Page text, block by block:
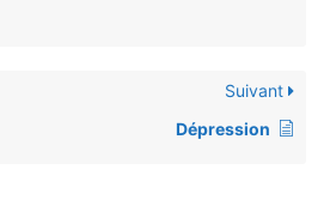
Suivant
Dépression